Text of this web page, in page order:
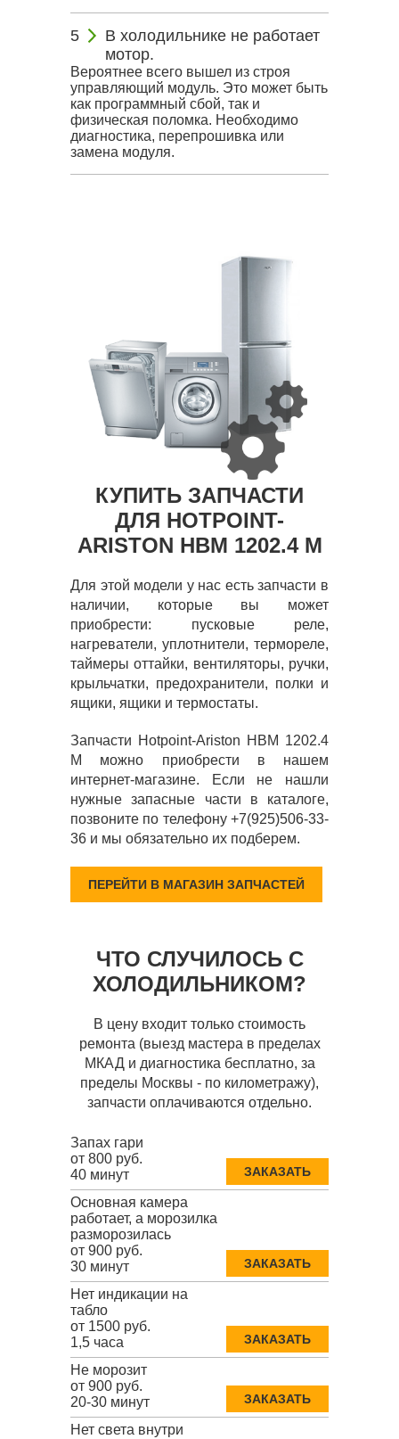
В холодильнике не работает
мотор.
Вероятнее всего вышел из строя
управляющий модуль. Это может быть
как программный сбой, так и
физическая поломка. Необходимо
диагностика, перепрошивка или
замена модуля.
КУПИТЬ ЗАПЧАСТИ
ДЛЯ HOTPOINT-
ARISTON HBM 1202.4 M
Для этой модели у нас есть запчасти в
наличии, которые вы может
приобрести: пусковые реле,
нагреватели, уплотнители, термореле,
таймеры оттайки, вентиляторы, ручки,
крыльчатки, предохранители, полки и
ящики, ящики и термостаты.
Запчасти Hotpoint-Ariston HBM 1202.4
M можно приобрести в нашем
интернет-магазине. Если не нашли
нужные запасные части в каталоге,
позвоните по телефону +7(925)506-33-
36 и мы обязательно их подберем.
ПЕРЕЙТИ В МАГАЗИН ЗАПЧАСТЕЙ
ЧТО СЛУЧИЛОСЬ С
ХОЛОДИЛЬНИКОМ?
В цену входит только стоимость
ремонта (выезд мастера в пределах
МКАД и диагностика бесплатно, за
пределы Москвы - по километражу),
запчасти оплачиваются отдельно.
Запах гари
от 800 руб.
40 минут
ЗАКАЗАТЬ
Основная камера
работает, а морозилка
разморозилась
от 900 руб.
30 минут
ЗАКАЗАТЬ
Нет индикации на
табло
от 1500 руб.
1,5 часа
ЗАКАЗАТЬ
Не морозит
от 900 руб.
20-30 минут
ЗАКАЗАТЬ
Нет света внутри